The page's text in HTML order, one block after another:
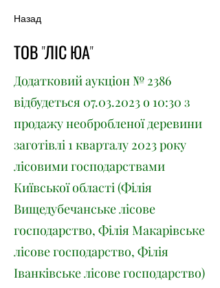
Назад
ТОВ "ЛІС ЮА"
Додатковий аукціон № 2386
відбудеться 07.03.2023о 10:30 з
продажу необробленої деревини
заготівлі 1 кварталу 2023 року
лісовими господарствами
Київської області (Філія
Вищедубечанське лісове
господарство, Філія Макарівське
лісове господарство, Філія
Іванківське лісове господарство)